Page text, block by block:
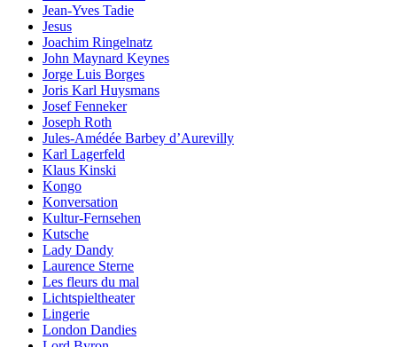
Jean-Yves Tadie
Jesus
Joachim Ringelnatz
John Maynard Keynes
Jorge Luis Borges
Joris Karl Huysmans
Josef Fenneker
Joseph Roth
Jules-Amédée Barbey d’Aurevilly
Karl Lagerfeld
Klaus Kinski
Kongo
Konversation
Kultur-Fernsehen
Kutsche
Lady Dandy
Laurence Sterne
Les fleurs du mal
Lichtspieltheater
Lingerie
London Dandies